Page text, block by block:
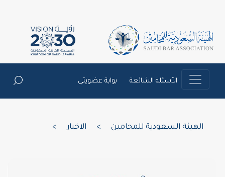
الأسئلة الشائعة بوابة عضويتي
الهيئة السعودية للمحامين الاخبار